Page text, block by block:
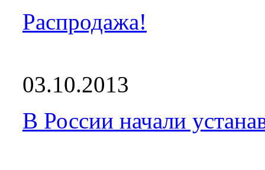
Распродажа!
03.10.2013
В России начали